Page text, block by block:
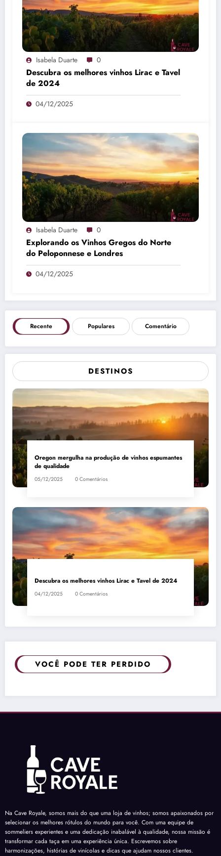
Isabela Duarte 0
Descubra os melhores vinhos Lirac e Tavel
de 2024
04/12/2025
Isabela Duarte 0
Explorando os Vinhos Gregos do Norte
do Peloponnese e Londres
04/12/2025
Recente Populares Comentário
DESTINOS
Oregon mergulha na produção de vinhos espumantes
de qualidade
05/12/2025 0 Comentários
Descubra os melhores vinhos Lirac e Tavel de 2024
04/12/2025 0 Comentários
VOCÊ PODE TER PERDIDO
Na Cave Royale, somos mais do que uma loja de vinhos; somos apaixonados por
selecionar os melhores rótulos do mundo para você. Com uma equipe de
sommeliers experientes e uma dedicação inabalável à qualidade, nossa missão é
transformar cada taça em uma experiência única. Escrevemos sobre
harmonizações, histórias de vinícolas e dicas que ajudam nossos clientes.